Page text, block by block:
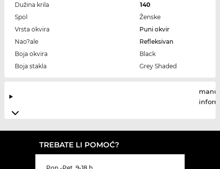
Dužina krila
140
Spol
Ženske
Vrsta okvira
Puni okvir
Nao?ale
Refleksivan
Boja okvira
Black
Boja stakla
Grey Shaded
TREBATE LI POMOĆ?